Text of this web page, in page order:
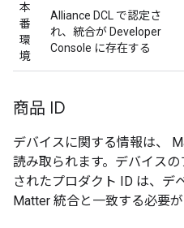
本
番
環
境
Alliance DCL で認定さ
れ、統合が Developer
Console に存在する
商品 ID
デバイスに関する情報は、
読み取られます。デバイス
されたプロダクト ID は、デ
Matter 統合と一致する必要が